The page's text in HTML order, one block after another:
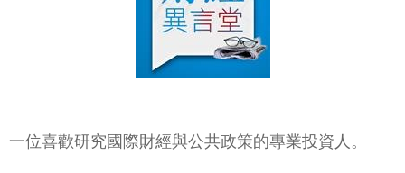
一位喜歡研究國際財經與公共政策的專業投資人。